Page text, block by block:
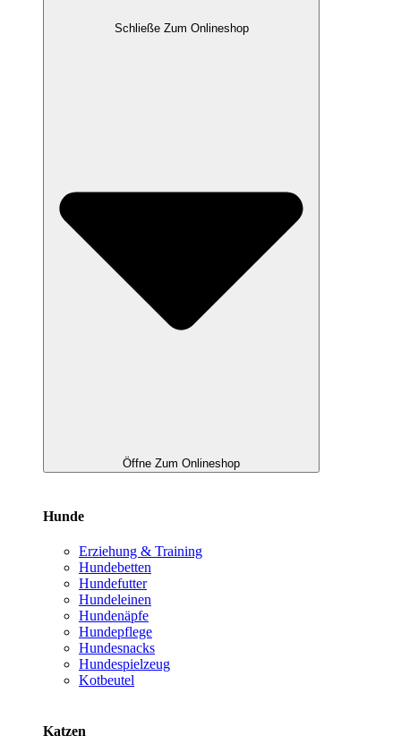
Schließe Zum Onlineshop
Öffne Zum Onlineshop
Hunde
Erziehung & Training
Hundebetten
Hundefutter
Hundeleinen
Hundenäpfe
Hundepflege
Hundesnacks
Hundespielzeug
Kotbeutel
Katzen